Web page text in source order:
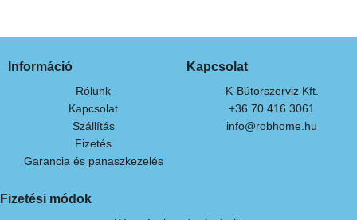
Információ
Rólunk
Kapcsolat
Szállítás
Fizetés
Garancia és panaszkezelés
Kapcsolat
K-Bútorszerviz Kft.
+36 70 416 3061
info@robhome.hu
Fizetési módok